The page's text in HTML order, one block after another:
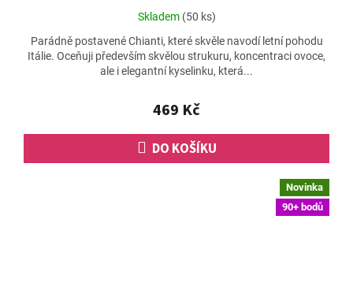
Průměrné
produktu
je
5,0
5
hvězdiček.
Skladem (50 ks)
469 Kč
DO KOŠÍKU
Parádně postavené Chianti, které skvěle navodí letní pohodu
Itálie. Oceňuji především skvělou strukuru, koncentraci ovoce,
ale i elegantní kyselinku, která...
Novinka
90+ bodů